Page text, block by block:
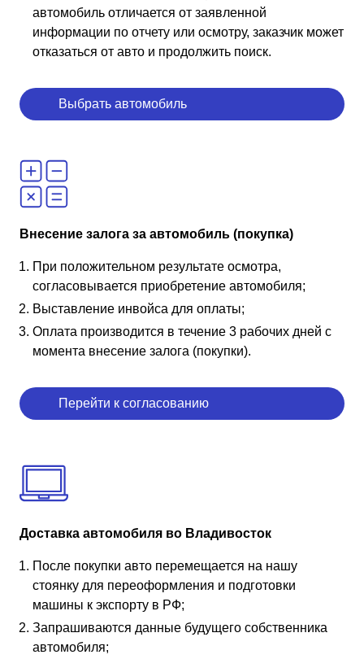
автомобиль отличается от заявленной
информации по отчету или осмотру, заказчик может
отказаться от авто и продолжить поиск.
Выбрать автомобиль
Внесение залога за автомобиль (покупка)
При положительном результате осмотра,
согласовывается приобретение автомобиля;
Выставление инвойса для оплаты;
Оплата производится в течение 3 рабочих дней с
момента внесение залога (покупки).
Перейти к согласованию
Доставка автомобиля во Владивосток
После покупки авто перемещается на нашу
стоянку для переоформления и подготовки
машины к экспорту в РФ;
Запрашиваются данные будущего собственника
автомобиля;